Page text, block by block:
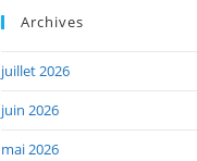
Archives
juillet 2026
juin 2026
mai 2026